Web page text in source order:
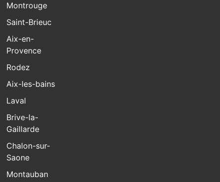
Montrouge
Saint-Brieuc
Aix-en-
Provence
Rodez
Aix-les-bains
Laval
Brive-la-
Gaillarde
Chalon-sur-
Saone
Montauban